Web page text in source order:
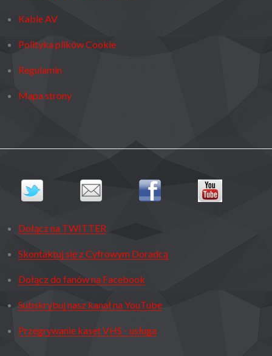
Kable AV
Polityka plików Cookie
Regulamin
Mapa strony
Dołącz na TWITTER
Skontaktuj się z Cyfrowym Doradcą
Dołącz do fanów na Facebook
Subskrybuj nasz kanał na YouTube
Przegrywanie kaset VHS - usługa